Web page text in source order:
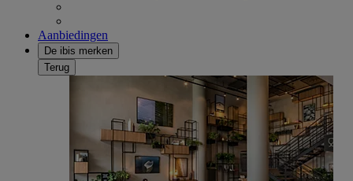
Aanbiedingen
De ibis merken
Terug